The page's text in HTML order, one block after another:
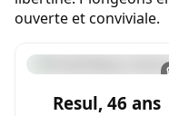
ouverte et conviviale.
Resul, 46 ans